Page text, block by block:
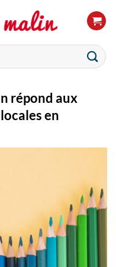
répond aux
en